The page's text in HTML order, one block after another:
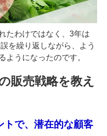
たわけではなく、3年は
を繰り返しながら、よう
ようになったのです。
販売戦略を教え
トで、潜在的な顧客